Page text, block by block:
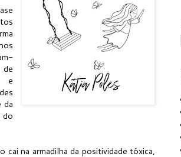
e
da
do
na armadilha da positividade tóxica,